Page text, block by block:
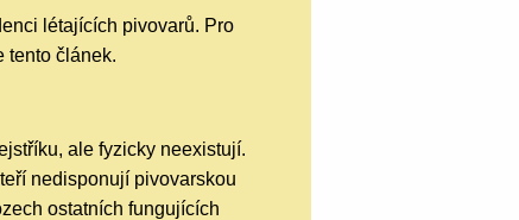
létajících pivovarů. Pro
tento článek.
ale fyzicky neexistují.
nedisponují pivovarskou
ostatních fungujících